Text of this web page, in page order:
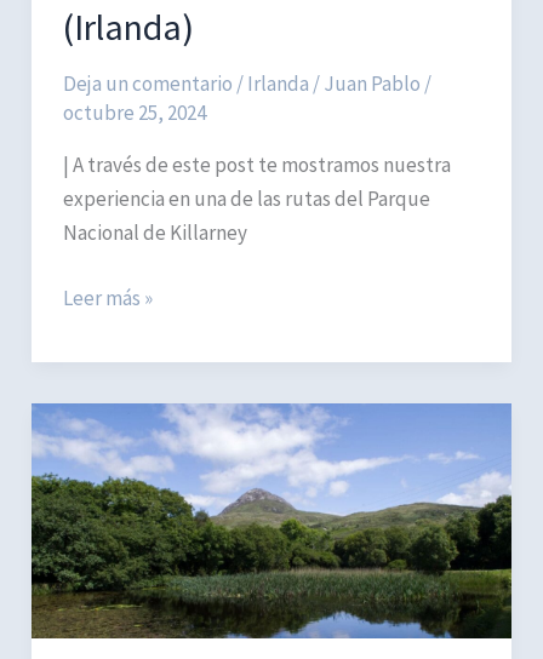
(Irlanda)
Deja un comentario /Irlanda /Juan Pablo /
octubre 25, 2024
| A través de este post te mostramos nuestra
experiencia en una de las rutas del Parque
Nacional de Killarney
Cómo
el
Parque
Nacional
de
Killarney
(Irlanda)
Leer más »